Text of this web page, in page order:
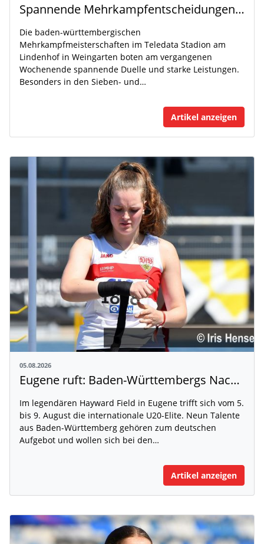
Spannende Mehrkampfentscheidungen in Weingarten
Die baden-württembergischen
Mehrkampfmeisterschaften im Teledata Stadion am
Lindenhof in Weingarten boten am vergangenen
Wochenende spannende Duelle und starke Leistungen.
Besonders in den Sieben- und…
Artikel anzeigen
05.08.2026
Eugene ruft: Baden-Württembergs Nachwuchs greift nach der Weltspitze
Im legendären Hayward Field in Eugene trifft sich vom 5.
bis 9. August die internationale U20-Elite. Neun Talente
aus Baden-Württemberg gehören zum deutschen
Aufgebot und wollen sich bei den…
Artikel anzeigen